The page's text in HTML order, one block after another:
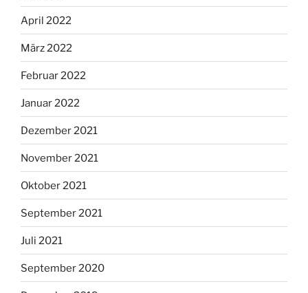
April 2022
März 2022
Februar 2022
Januar 2022
Dezember 2021
November 2021
Oktober 2021
September 2021
Juli 2021
September 2020